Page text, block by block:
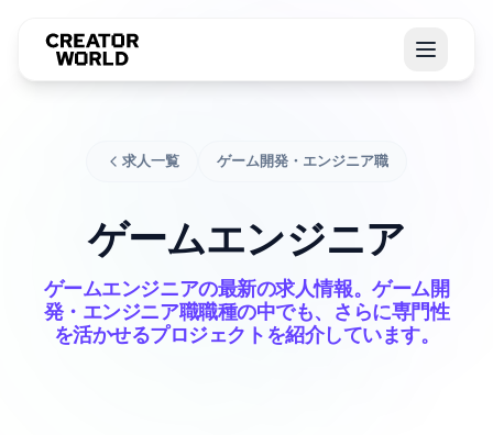
求人一覧 ゲーム開発・エンジニア職
ゲームエンジニア
ゲームエンジニアの最新の求人情報。ゲーム開
発・エンジニア職職種の中でも、さらに専門性
を活かせるプロジェクトを紹介しています。